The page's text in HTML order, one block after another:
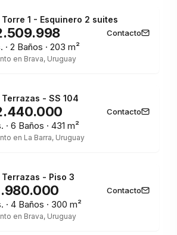
1 - Esquinero 2 suites
Contacto
· 2 Baños · 203 m²
en Brava, Uruguay
- SS 104
Contacto
· 6 Baños · 431 m²
en La Barra, Uruguay
- Piso 3
Contacto
· 4 Baños · 300 m²
en Brava, Uruguay